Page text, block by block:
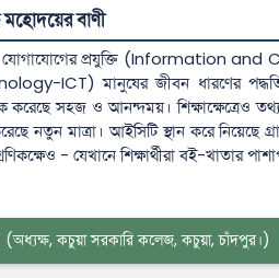
বাণী
প্রযুক্তি (Information
ICT) মানুষের জীবন ধারণের
করেছে সহজ ও আনন্দময়। শিক্ষাক্ষেত্রেও
নতুন মাত্রা। আইসিটি স্থান করে নিয়েছে
- যেখানে শিক্ষার্থীরা বই-খাতার
(অধ্যক্ষ, কচুয়া সরকারি কলেজ, কচুয়া, চাঁদপুর।)